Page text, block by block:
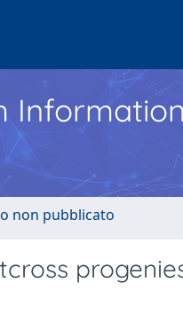
non pubblicato